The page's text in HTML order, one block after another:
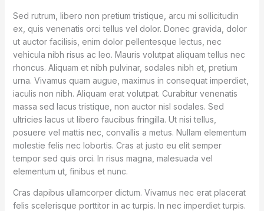
Sed rutrum, libero non pretium tristique, arcu mi sollicitudin
ex, quis venenatis orci tellus vel dolor. Donec gravida, dolor
ut auctor facilisis, enim dolor pellentesque lectus, nec
vehicula nibh risus ac leo. Mauris volutpat aliquam tellus nec
rhoncus. Aliquam et nibh pulvinar, sodales nibh et, pretium
urna. Vivamus quam augue, maximus in consequat imperdiet,
iaculis non nibh. Aliquam erat volutpat. Curabitur venenatis
massa sed lacus tristique, non auctor nisl sodales. Sed
ultricies lacus ut libero faucibus fringilla. Ut nisi tellus,
posuere vel mattis nec, convallis a metus. Nullam elementum
molestie felis nec lobortis. Cras at justo eu elit semper
tempor sed quis orci. In risus magna, malesuada vel
elementum ut, finibus et nunc.
Cras dapibus ullamcorper dictum. Vivamus nec erat placerat
felis scelerisque porttitor in ac turpis. In nec imperdiet turpis.